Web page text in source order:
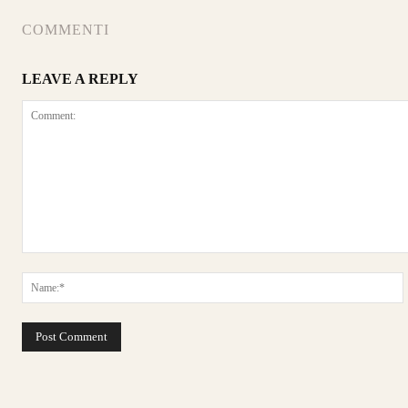
COMMENTI
LEAVE A REPLY